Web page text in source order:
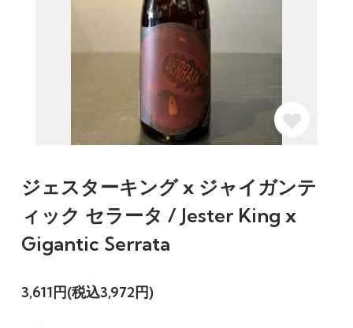
ジェスターキング x ジャイガンテ
ィック セラータ / Jester King x
Gigantic Serrata
3,611円(税込3,972円)